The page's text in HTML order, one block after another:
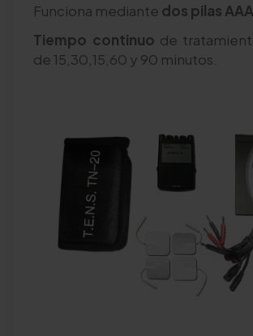
Funciona mediante dos pilas AAA
Tiempo continuo de
de 15,30,15,60 y 90 minutos.